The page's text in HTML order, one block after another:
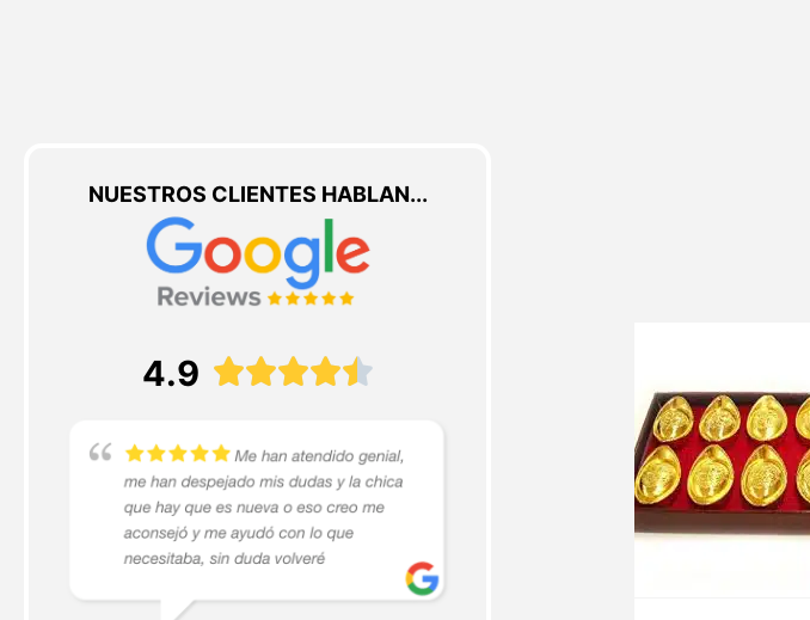
NUESTROS CLIENTES HABLAN...
4.9 